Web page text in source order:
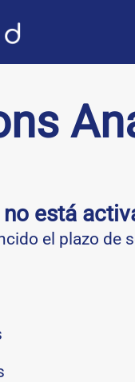
está
el plazo de